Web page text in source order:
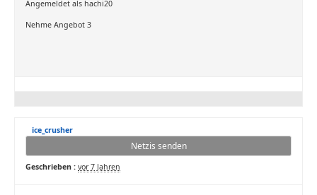
Angemeldet als hachi20
Nehme Angebot 3
ice_crusher
Netzis senden
Geschrieben : vor 7 Jahren